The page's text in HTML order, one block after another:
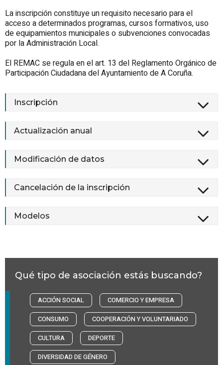
La inscripción constituye un requisito necesario para el
acceso a determinados programas, cursos formativos, uso
de equipamientos municipales o subvenciones convocadas
por la Administración Local.
El REMAC se regula en el art. 13 del Reglamento Orgánico de
Participación Ciudadana del Ayuntamiento de A Coruña.
Inscripción
Actualización anual
Modificación de datos
Cancelación de la inscripción
Modelos
Qué tipo de asociación estás buscando?
ACCIÓN SOCIAL
COMERCIO Y EMPRESA
CONSUMO
COOPERACIÓN Y VOLUNTARIADO
CULTURA
DEPORTE
DIVERSIDAD DE GÉNERO